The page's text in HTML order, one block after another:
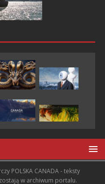
POLSKA CANADA - teksty
w archiwum portalu.